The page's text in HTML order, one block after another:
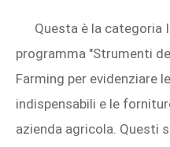
Questa è la categoria
programma "Strumenti
Farming per evidenziare
indispensabili e le
azienda agricola. Questi